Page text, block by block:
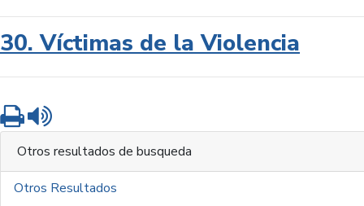
30. Víctimas de la Violencia
Imprimir
Otros resultados de busqueda
Otros Resultados